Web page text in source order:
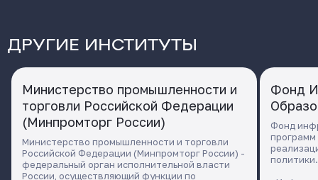
ДРУГИЕ ИНСТИТУТЫ
Министерство промышленности и
торговли Российской Федерации
(Минпромторг России)
Министерство промышленности и торговли
Российской Федерации (Минпромторг России) -
федеральный орган исполнительной власти
России, осуществляющий функции по
Фонд
Фонд
программ
политики.